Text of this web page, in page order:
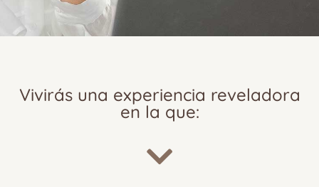
Vivirás una experiencia reveladora
en la que: